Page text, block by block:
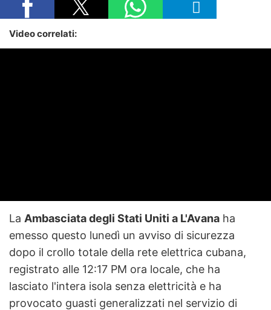
Video correlati:
La Ambasciata degli Stati Uniti a L'Avana ha
emesso questo lunedì un avviso di sicurezza
dopo il crollo totale della rete elettrica cubana,
registrato alle 12:17 PM ora locale, che ha
lasciato l'intera isola senza elettricità e ha
provocato guasti generalizzati nel servizio di